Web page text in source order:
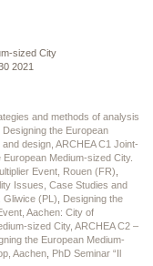
sized City
2021
and methods of analysis
Designing the European
design, ARCHEA C1 Joint-
European Medium-sized City.
Event, Rouen (FR)
Issues, Case Studies and
Gliwice (PL)
Designing the
Aachen: City of
sized City, ARCHEA C2 –
the European Medium-
Aachen PhD Seminar “Il